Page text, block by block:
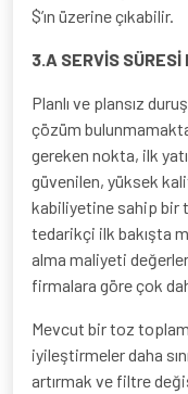
$’ın üzerine çıkabilir.
3.A SERVİS
Planlı ve plansız
çözüm
gereken nokta, ilk
güvenilen, yüksek
kabiliyetine sahip bir
tedarikçi ilk bakışta
alma maliyeti
firmalara göre çok
Mevcut bir toz
iyileştirmeler daha
artırmak ve filtre